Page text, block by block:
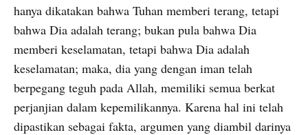
hanya dikatakan bahwa Tuhan memberi terang, tetapi
bahwa Dia adalah terang; bukan pula bahwa Dia
memberi keselamatan, tetapi bahwa Dia adalah
keselamatan; maka, dia yang dengan iman telah
berpegang teguh pada Allah, memiliki semua berkat
perjanjian dalam kepemilikannya. Karena hal ini telah
dipastikan sebagai fakta, argumen yang diambil darinya